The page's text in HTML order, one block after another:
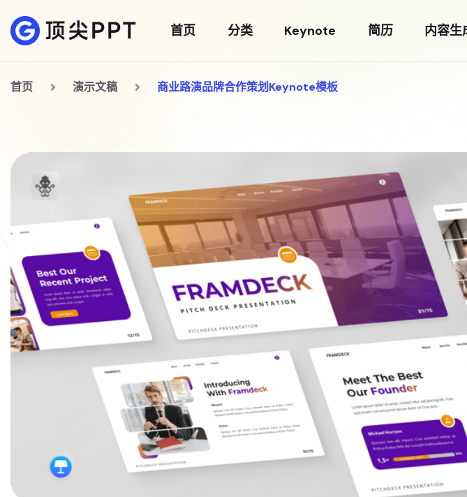
首页 分类 Keynote 简历 内容生
首页 演示文稿 商业路演品牌合作策划Keynote模板